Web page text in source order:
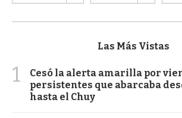
Las Más Vistas
1
Cesó la alerta amarilla por
persistentes que abarcaba
hasta el Chuy